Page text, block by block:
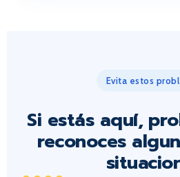
Evita estos
Si estás aquí,
reconoces